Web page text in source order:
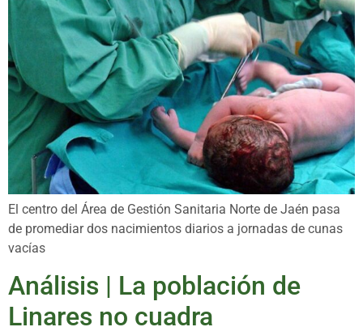
El centro del Área de Gestión Sanitaria Norte de Jaén pasa
de promediar dos nacimientos diarios a jornadas de cunas
vacías
Análisis | La población de
Linares no cuadra